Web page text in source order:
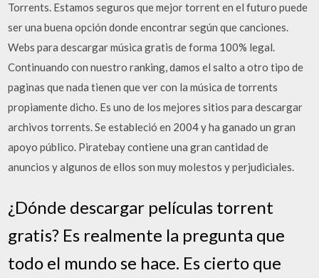
Torrents. Estamos seguros que mejor torrent en el futuro puede
ser una buena opción donde encontrar según que canciones.
Webs para descargar música gratis de forma 100% legal.
Continuando con nuestro ranking, damos el salto a otro tipo de
paginas que nada tienen que ver con la música de torrents
propiamente dicho. Es uno de los mejores sitios para descargar
archivos torrents. Se estableció en 2004 y ha ganado un gran
apoyo público. Piratebay contiene una gran cantidad de
anuncios y algunos de ellos son muy molestos y perjudiciales.
¿Dónde descargar películas torrent
gratis? Es realmente la pregunta que
todo el mundo se hace. Es cierto que